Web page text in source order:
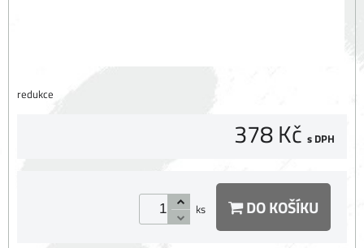
redukce
378 Kč s DPH
ks DO KOŠÍKU